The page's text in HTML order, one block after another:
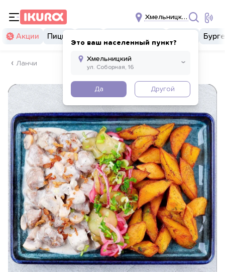
Хмельницкий
Это ваш населенный пункт?
Да Другой
Акции Пицца
Ланчи